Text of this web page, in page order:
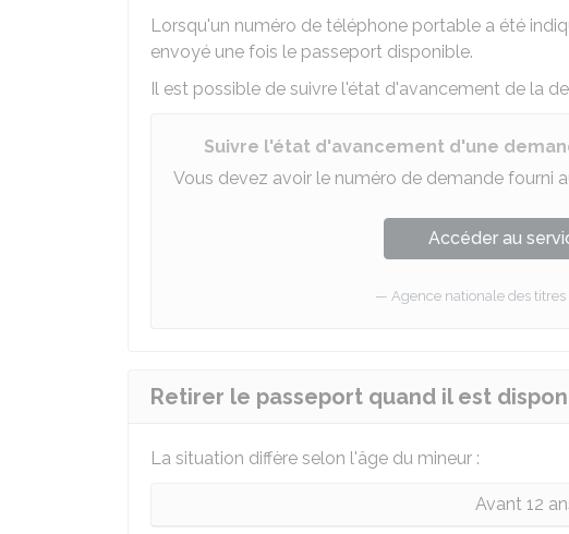
Lorsqu'un numéro de téléphone portable a été
envoyé une fois le passeport disponible.
Il est possible de suivre l'état d'avancement de la
Suivre l'état d'avancement d'une
Vous devez avoir le numéro de demande fourni
Accéder au
Agence nationale des titres
Retirer le passeport quand il est
La situation diffère selon l'âge du mineur :
Avant 12